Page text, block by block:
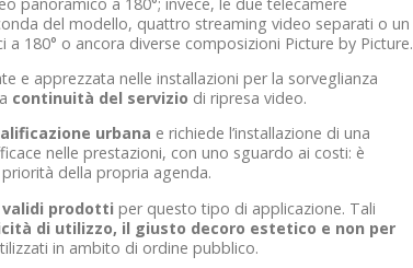
del modello, quattro streaming video separati o un
180° o ancora diverse composizioni Picture by Picture.
e apprezzata nelle installazioni per la sorveglianza
continuità del servizio di ripresa video.
urbana e richiede l’installazione di una
nelle prestazioni, con uno sguardo ai costi: è
della propria agenda.
validi prodotti per questo tipo di applicazione. Tali
di utilizzo, il giusto decoro estetico e non per
in ambito di ordine pubblico.